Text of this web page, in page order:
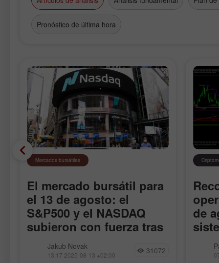
Pronóstico de última hora
Mercados bursátiles
El mercado bursátil para
el 13 de agosto: el
S&P500 y el NASDAQ
subieron con fuerza tras
las estadísticas de
inflación
Al cierre de ayer, los índices
bursátiles estadounidenses terminaron
Jakub Novak
13:17 2025-08-13 +02:00 31072
de
El